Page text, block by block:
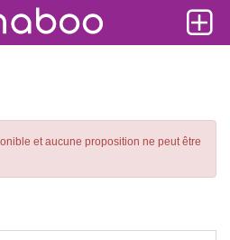
et aucune proposition ne peut être